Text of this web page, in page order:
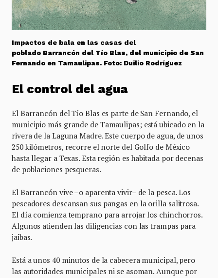
Impactos de bala en las casas del
poblado Barrancón del Tío Blas, del municipio de San
Fernando en Tamaulipas. Foto: Duilio Rodríguez
El control del agua
El Barrancón del Tío Blas es parte de San Fernando, el
municipio más grande de Tamaulipas; está ubicado en la
rivera de la Laguna Madre. Este cuerpo de agua, de unos
250 kilómetros, recorre el norte del Golfo de México
hasta llegar a Texas. Esta región es habitada por decenas
de poblaciones pesqueras.
El Barrancón vive –o aparenta vivir– de la pesca. Los
pescadores descansan sus pangas en la orilla salitrosa.
El día comienza temprano para arrojar los chinchorros.
Algunos atienden las diligencias con las trampas para
jaibas.
Está a unos 40 minutos de la cabecera municipal, pero
las autoridades municipales ni se asoman. Aunque por